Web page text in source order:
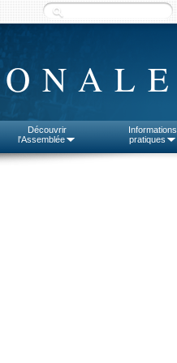
Découvrir
l'Assemblée
Informations
pratiques